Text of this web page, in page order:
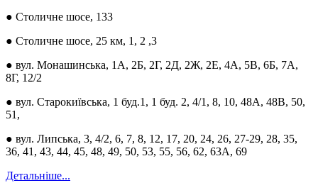
● Столичне шосе, 133
● Столичне шосе, 25 км, 1, 2 ,3
● вул. Монашинська, 1А, 2Б, 2Г, 2Д, 2Ж, 2Е, 4А, 5В, 6Б, 7А,
8Г, 12/2
● вул. Старокиївська, 1 буд.1, 1 буд. 2, 4/1, 8, 10, 48А, 48В, 50,
51,
● вул. Липська, 3, 4/2, 6, 7, 8, 12, 17, 20, 24, 26, 27-29, 28, 35,
36, 41, 43, 44, 45, 48, 49, 50, 53, 55, 56, 62, 63А, 69
Детальніше...